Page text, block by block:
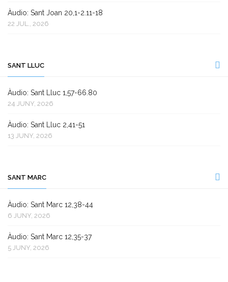
Àudio: Sant Joan 20,1-2.11-18
22 JUL., 2026
SANT LLUC
Àudio: Sant Lluc 1,57-66.80
24 JUNY, 2026
Àudio: Sant Lluc 2,41-51
13 JUNY, 2026
SANT MARC
Àudio: Sant Marc 12,38-44
6 JUNY, 2026
Àudio: Sant Marc 12,35-37
5 JUNY, 2026